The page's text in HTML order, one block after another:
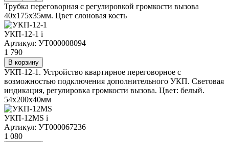
Трубка переговорная с регулировкой громкости вызова
40х175х35мм. Цвет слоновая кость
УКП-12-1 i
Артикул: УТ000008094
1 790
В корзину
УКП-12-1. Устройство квартирное переговорное с
возможностью подключения дополнительного УКП. Световая
индикация, регулировка громкости вызова. Цвет: белый.
54х200х40мм
УКП-12MS i
Артикул: УТ000067236
1 080